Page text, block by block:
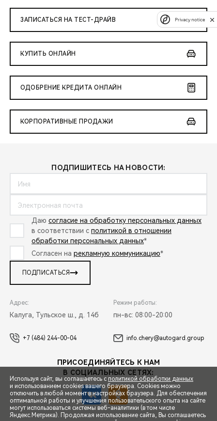
СПЕЦПРЕДЛОЖЕНИЯ
ЗАПИСАТЬСЯ НА ТЕСТ-ДРАЙВ
КУПИТЬ ОНЛАЙН
ОДОБРЕНИЕ КРЕДИТА ОНЛАЙН
КОРПОРАТИВНЫЕ ПРОДАЖИ
ПОДПИШИТЕСЬ НА НОВОСТИ:
Даю согласие на обработку персональных данных
в соответствии с политикой в отношении
обработки персональных данных*
Согласен на рекламную коммуникацию*
ПОДПИСАТЬСЯ
Адрес:
Калуга, Тульское ш., д. 14б
Режим работы:
пн-вс: 08:00-20:00
+7 (484) 244-00-04 info.chery@autogard.group
ПРИСОЕДИНЯЙТЕСЬ К НАМ
В СОЦИАЛЬНЫХ СЕТЯХ:
Используя сайт, вы соглашаетесь с политикой обработки данных
и использованием cookies вашего браузера. Cookies можно
отключить в любой момент в настройках браузера. Для обеспечения
оптимальной работы и улучшения пользовательского опыта на сайте
могут использоваться системы веб-аналитики (в том числе
Яндекс.Метрика). Продолжая использование сайта, Вы соглашаетесь
Privacy notice